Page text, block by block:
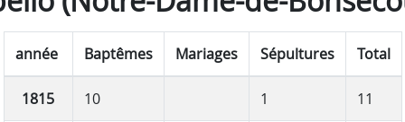
année Baptêmes Mariages Sépultures Total
1815 10 1 11